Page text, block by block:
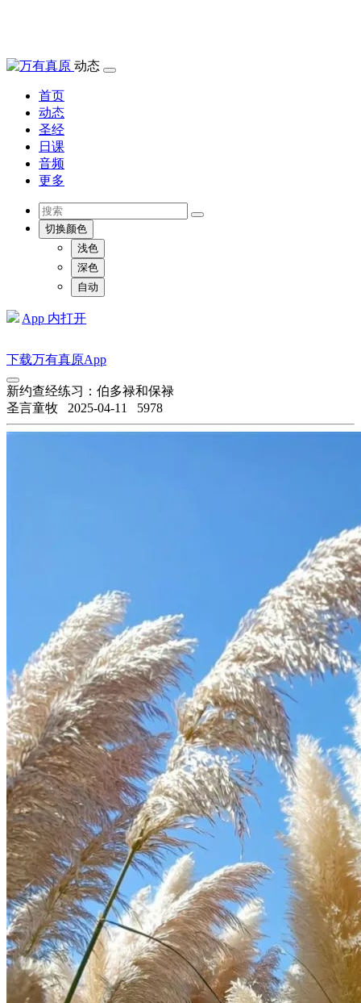
动态
首页
动态
圣经
日课
音频
更多
切换颜色
浅色
深色
自动
App 内打开
下载万有真原App
新约查经练习：伯多禄和保禄
圣言童牧 2025-04-11 5978